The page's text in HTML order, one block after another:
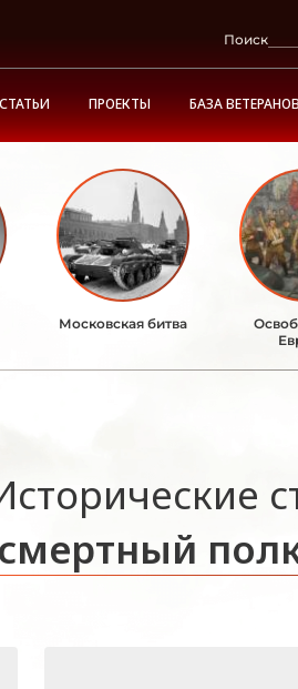
Поиск
ПРОЕКТЫ БАЗА ВЕТЕРАНОВ
Московская битва